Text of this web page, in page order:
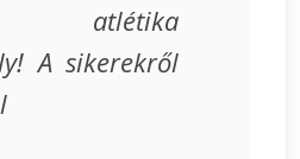
atlétika
A sikerekről